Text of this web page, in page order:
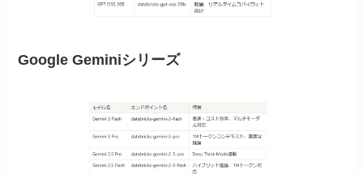
Google Geminiシリーズ